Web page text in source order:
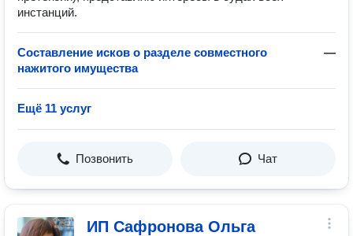
инстанций.
Составление исков о разделе совместного
нажитого имущества
—
Ещё 11 услуг
Позвонить Чат
ИП Сафронова Ольга